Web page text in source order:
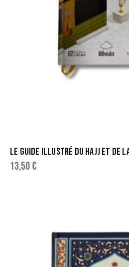
LE GUIDE ILLUSTRÉ DU HAJJ ET DE
13,50€